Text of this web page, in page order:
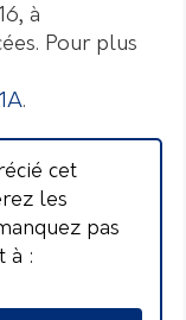
à
Pour plus
.
cet
les
pas
à :